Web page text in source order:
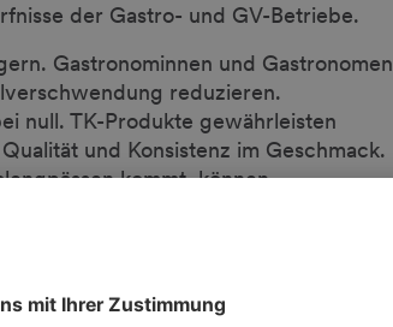
der Gastro- und GV-Betriebe.
Gastronominnen und Gastronomen
reduzieren.
null. TK-Produkte gewährleisten
und Konsistenz im Geschmack.
kommt, können
den gleichen hohen Standard
Ein breites und tiefes
punktet, ermöglicht es